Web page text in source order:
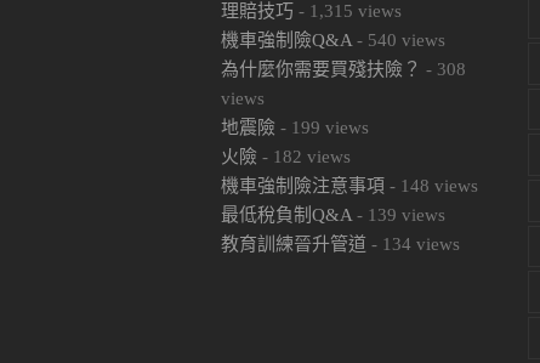
理賠技巧 - 1,315 views
機車強制險Q&A- 540 views
為什麼你需要買殘扶險？ - 308
views
地震險 - 199 views
火險 - 182 views
機車強制險注意事項 - 148 views
最低稅負制Q&A- 139 views
教育訓練晉升管道 - 134 views